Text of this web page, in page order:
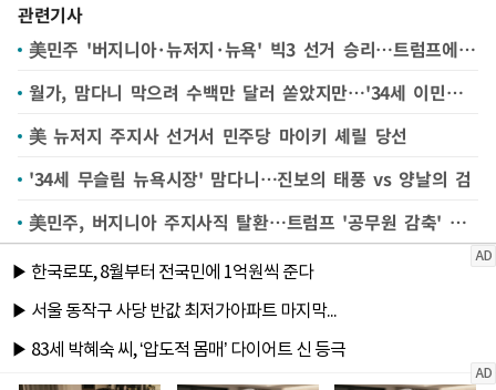
관련기사
美민주 '버지니아·뉴저지·뉴욕' 빅3 선거 승리…트럼프에 타격(종합)
월가, 맘다니 막으려 수백만 달러 쏟았지만…'34세 이민자 돌풍'에 굴복
美 뉴저지 주지사 선거서 민주당 마이키 셰릴 당선
'34세 무슬림 뉴욕시장' 맘다니…진보의 태풍 vs 양날의 검
美민주, 버지니아 주지사직 탈환…트럼프 '공무원 감축' 반감?(종합)